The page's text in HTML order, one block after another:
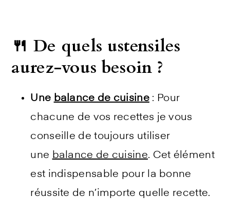
🍴 De quels ustensiles
aurez-vous besoin ?
Une balance de cuisine : Pour
chacune de vos recettes je vous
conseille de toujours utiliser
une balance de cuisine. Cet élément
est indispensable pour la bonne
réussite de n’importe quelle recette.